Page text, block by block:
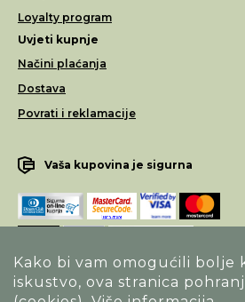
Kako bi vam omogućili bolje
iskustvo, ova stranica
Loyalty program
Uvjeti kupnje
Načini plaćanja
Dostava
Povrati i reklamacije
Vaša kupovina je sigurna
Opći uvjeti poslovanja